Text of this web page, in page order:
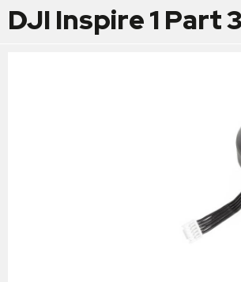
DJI Inspire 1 Part